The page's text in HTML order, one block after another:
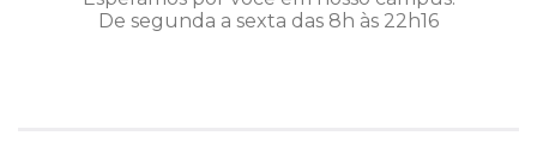
De segunda a sexta das 8h às 22h16